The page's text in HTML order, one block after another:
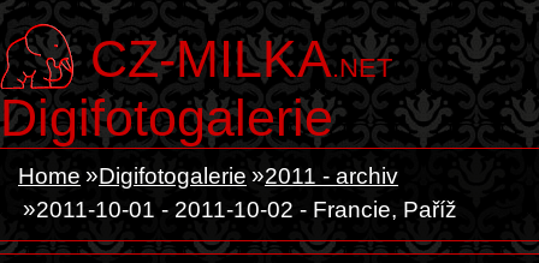
CZ-MILKA.NET
Digifotogalerie
Home Digifotogalerie
2011 - archiv
2011-10-01 - 2011-10-02 - Francie, Paříž